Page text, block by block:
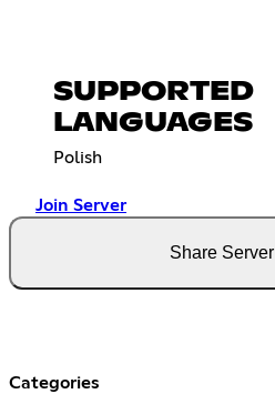
SUPPORTED
LANGUAGES
Polish
Join Server
Share Server
Categories